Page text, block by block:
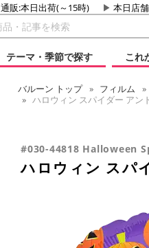
通販:本日出荷(～15時) 本日店
テーマ・季節で探す
これ
バルーン トップ フィルム
ハロウィン スパイダー アン
#030-44818 Halloween
ハロウィン スパ